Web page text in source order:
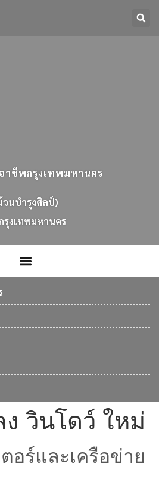
อาชีพกรุงเทพมหานคร
วนบำรุงศิลป์)
รงเทพมหานคร
ง วินโดว์ ใหม่
อร์และเครือข่าย